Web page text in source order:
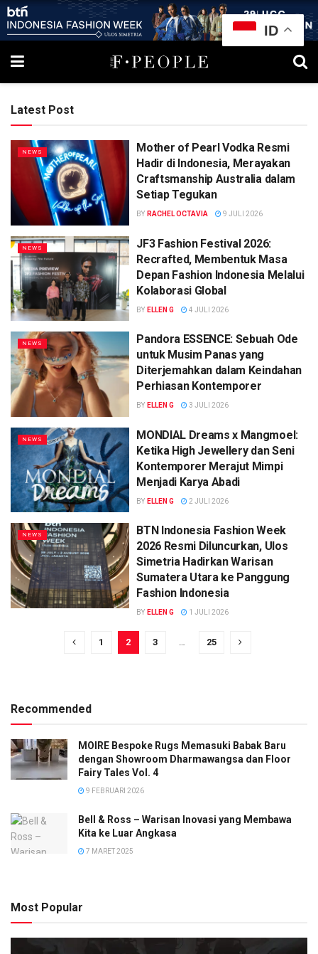
Latest Post
NEWS
Mother of Pearl Vodka Resmi
Hadir di Indonesia, Merayakan
Craftsmanship Australia dalam
Setiap Tegukan
BY RACHEL OCTAVIA 9 JULI 2026
NEWS
JF3 Fashion Festival 2026:
Recrafted, Membentuk Masa
Depan Fashion Indonesia Melalui
Kolaborasi Global
BY ELLEN G 4 JULI 2026
NEWS
Pandora ESSENCE: Sebuah Ode
untuk Musim Panas yang
Diterjemahkan dalam Keindahan
Perhiasan Kontemporer
BY ELLEN G 3 JULI 2026
NEWS
MONDIAL Dreams x Mangmoel:
Ketika High Jewellery dan Seni
Kontemporer Merajut Mimpi
Menjadi Karya Abadi
BY ELLEN G 2 JULI 2026
NEWS
BTN Indonesia Fashion Week
2026 Resmi Diluncurkan, Ulos
Simetria Hadirkan Warisan
Sumatera Utara ke Panggung
Fashion Indonesia
BY ELLEN G 1 JULI 2026
1 2 3 … 25
Recommended
MOIRE Bespoke Rugs Memasuki Babak Baru
dengan Showroom Dharmawangsa dan Floor
Fairy Tales Vol. 4
9 FEBRUARI 2026
Bell & Ross – Warisan Inovasi yang Membawa
Kita ke Luar Angkasa
7 MARET 2025
Most Popular
ID